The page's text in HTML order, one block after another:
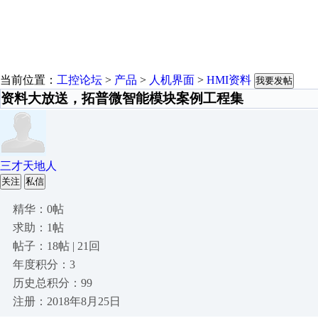
当前位置： 工控论坛 > 产品 > 人机界面 > HMI资料 我要发帖
资料大放送，拓普微智能模块案例工程集
三才天地人
关注 私信
精华：0帖
求助：1帖
帖子：18帖 | 21回
年度积分：3
历史总积分：99
注册：2018年8月25日